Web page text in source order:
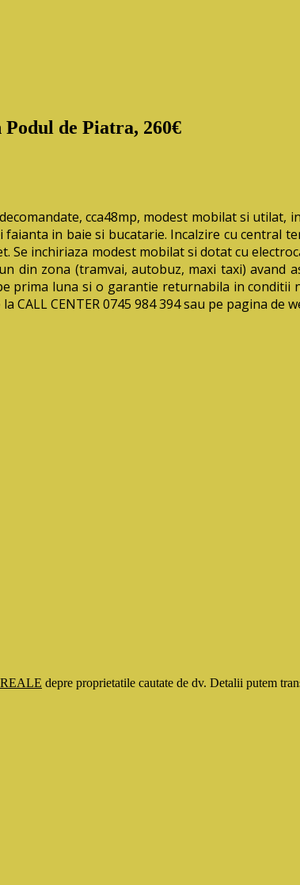
de Piatra, 260€
cca48mp, modest mobilat si utilat,
in baie si bucatarie. Incalzire cu central
inchiriaza modest mobilat si dotat cu
din zona (tramvai, autobuz, maxi taxi) avand
prima luna si o garantie returnabila in conditii
CENTER 0745 984 394 sau pe pagina de
depre proprietatile cautate de dv. Detalii putem